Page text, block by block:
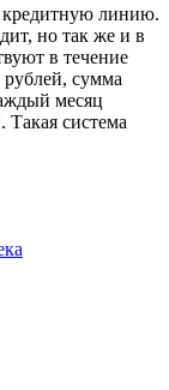
кредитную линию.
но так же и в
в течение
рублей, сумма
месяц
Такая система